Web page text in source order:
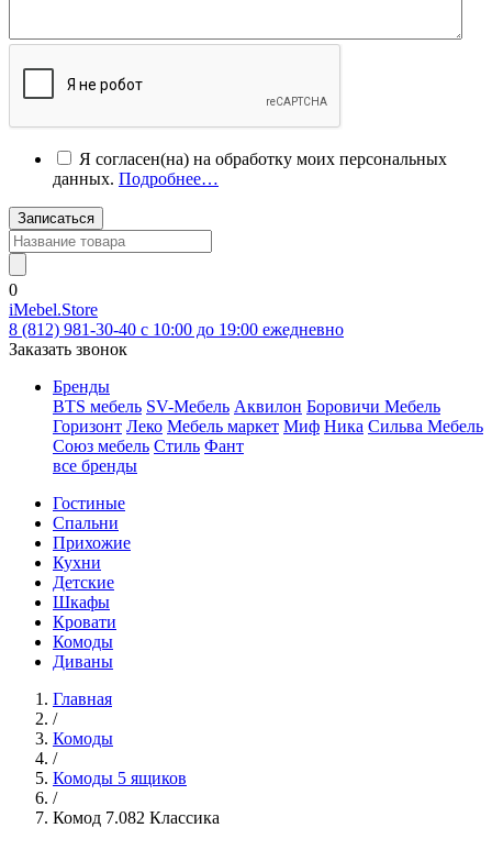
Я согласен(на) на обработку моих персональных
данных. Подробнее…
Записаться
0
iMebel.Store
8 (812) 981-30-40 c 10:00 до 19:00 ежедневно
Заказать звонок
Бренды
BTS мебель SV-Мебель Аквилон Боровичи Мебель
Горизонт Леко Мебель маркет Миф Ника Сильва Мебель
Союз мебель Стиль Фант
все бренды
Гостиные
Спальни
Прихожие
Кухни
Детские
Шкафы
Кровати
Комоды
Диваны
Главная
/
Комоды
/
Комоды 5 ящиков
/
Комод 7.082 Классика